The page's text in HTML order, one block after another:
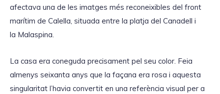
afectava una de les imatges més reconeixibles del front
marítim de Calella, situada entre la platja del Canadell i
la Malaspina.
La casa era coneguda precisament pel seu color. Feia
almenys seixanta anys que la façana era rosa i aquesta
singularitat l’havia convertit en una referència visual per a